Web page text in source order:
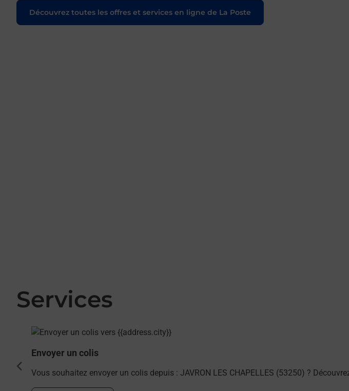
Découvrez toutes les offres et services en ligne de La Poste
Services
En savoir plus
Envoyer un colis
Vous souhaitez envoyer un colis depuis : JAVRON LES CHAPELLES (53250) ?